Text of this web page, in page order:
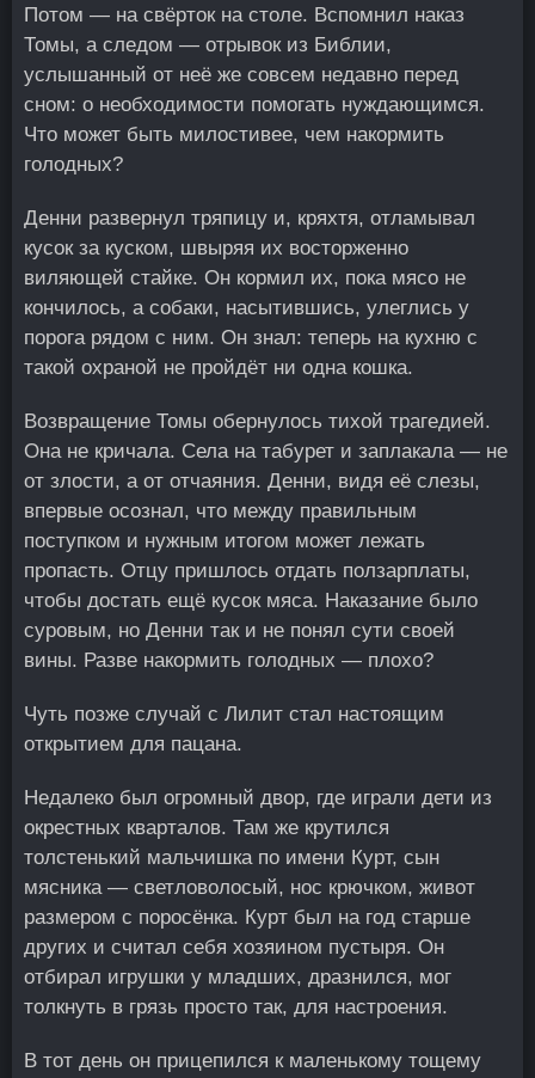
Потом — на свёрток на столе. Вспомнил наказ
Томы, а следом — отрывок из Библии,
услышанный от неё же совсем недавно перед
сном: о необходимости помогать нуждающимся.
Что может быть милостивее, чем накормить
голодных?
Денни развернул тряпицу и, кряхтя, отламывал
кусок за куском, швыряя их восторженно
виляющей стайке. Он кормил их, пока мясо не
кончилось, а собаки, насытившись, улеглись у
порога рядом с ним. Он знал: теперь на кухню с
такой охраной не пройдёт ни одна кошка.
Возвращение Томы обернулось тихой трагедией.
Она не кричала. Села на табурет и заплакала — не
от злости, а от отчаяния. Денни, видя её слезы,
впервые осознал, что между правильным
поступком и нужным итогом может лежать
пропасть. Отцу пришлось отдать ползарплаты,
чтобы достать ещё кусок мяса. Наказание было
суровым, но Денни так и не понял сути своей
вины. Разве накормить голодных — плохо?
Чуть позже случай с Лилит стал настоящим
открытием для пацана.
Недалеко был огромный двор, где играли дети из
окрестных кварталов. Там же крутился
толстенький мальчишка по имени Курт, сын
мясника — светловолосый, нос крючком, живот
размером с поросёнка. Курт был на год старше
других и считал себя хозяином пустыря. Он
отбирал игрушки у младших, дразнился, мог
толкнуть в грязь просто так, для настроения.
В тот день он прицепился к маленькому тощему